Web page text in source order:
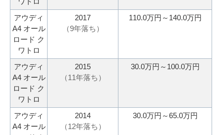
無
料
査
定
申
込
み
ご
アウディ
A4 オール
ロード ク
ワトロ
2017
（9年落ち）
110.0万円～140.0万円
アウディ
A4 オール
ロード ク
ワトロ
2015
（11年落ち）
30.0万円～100.0万円
アウディ
A4 オール
2014
（12年落ち）
30.0万円～65.0万円